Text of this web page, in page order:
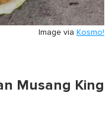
Image via Kosmo!
Musang King